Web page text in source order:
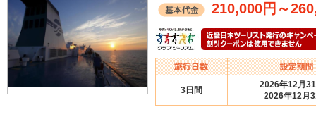
210,000円 ～
3日間
2026年12月
2026年12月